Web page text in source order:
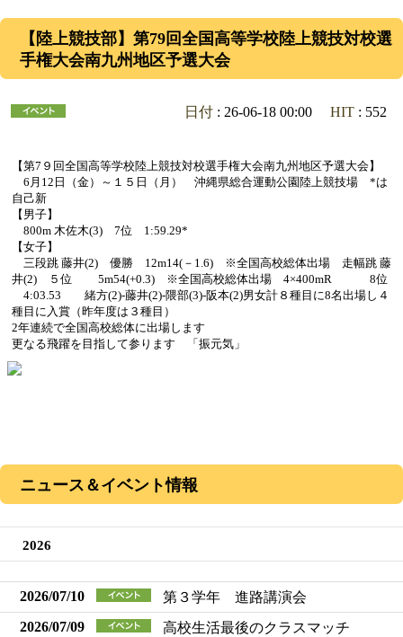
【陸上競技部】第79回全国高等学校陸上競技対校選
手権大会南九州地区予選大会
日付 : 26-06-18 00:00 HIT : 552
【第7９回全国高等学校陸上競技対校選手権大会南九州地区予選大会】
6月12日（金）～１５日（月） 沖縄県総合運動公園陸上競技場 *は
自己新
【男子】
800m 木佐木(3) 7位 1:59.29*
【女子】
三段跳 藤井(2) 優勝 12m14(－1.6) ※全国高校総体出場 走幅跳 藤
井(2) ５位 5m54(+0.3) ※全国高校総体出場 4×400mR 8位
4:03.53 緒方(2)-藤井(2)-隈部(3)-阪本(2) 男女計８種目に8名出場し４
種目に入賞（昨年度は３種目）
2年連続で全国高校総体に出場します
更なる飛躍を目指して参ります 「振元気」
ニュース＆イベント情報
2026
2026/07/10
第３学年 進路講演会
2026/07/09
高校生活最後のクラスマッチ